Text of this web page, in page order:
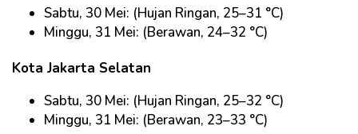
Sabtu, 30 Mei: (Hujan Ringan, 25–31 °C)
Minggu, 31 Mei: (Berawan, 24–32 °C)​
Kota Jakarta Selatan
Sabtu, 30 Mei: (Hujan Ringan, 25–32 °C)
Minggu, 31 Mei: (Berawan, 23–33 °C)